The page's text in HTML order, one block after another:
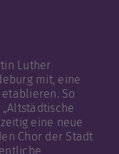
Luther
mit, eine
So
eine neue
Chor der Stadt